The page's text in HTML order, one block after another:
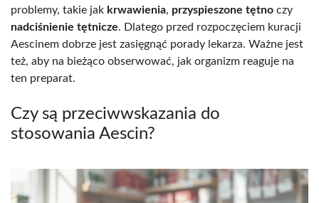
problemy, takie jak krwawienia, przyspieszone tętno czy
nadciśnienie tętnicze. Dlatego przed rozpoczęciem kuracji
Aescinem dobrze jest zasięgnąć porady lekarza. Ważne jest
też, aby na bieżąco obserwować, jak organizm reaguje na
ten preparat.
Czy są przeciwwskazania do
stosowania Aescin?